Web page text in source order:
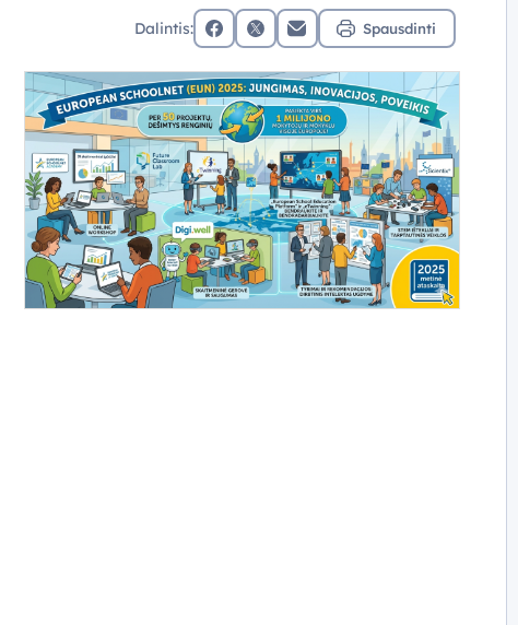
Dalintis:
facebookx (twitter)Elektroninis paštas
Spausdinti